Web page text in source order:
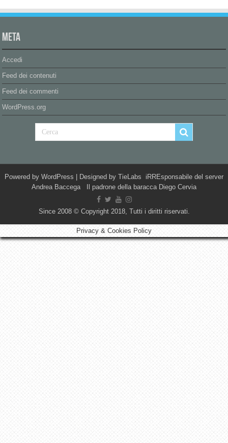
Meta
Accedi
Feed dei contenuti
Feed dei commenti
WordPress.org
Powered by WordPress | Designed by TieLabs iRREsponsabile del server
Andrea Baccega Il padrone della baracca Diego Cervia
Since 2008 © Copyright 2018, Tutti i diritti riservati.
Privacy & Cookies Policy